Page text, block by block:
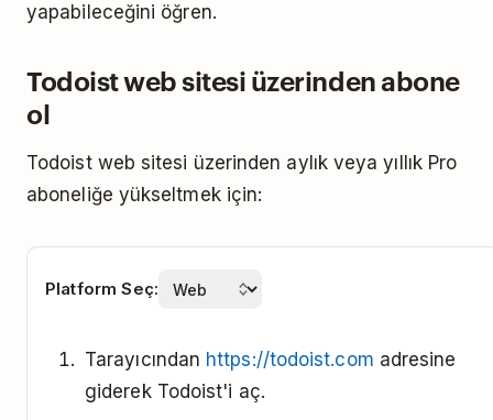
yapabileceğini öğren.
Todoist web sitesi üzerinden abone
ol
Todoist web sitesi üzerinden aylık veya yıllık Pro
aboneliğe yükseltmek için:
Platform Seç:
Tarayıcından https://todoist.com adresine
giderek Todoist'i aç.